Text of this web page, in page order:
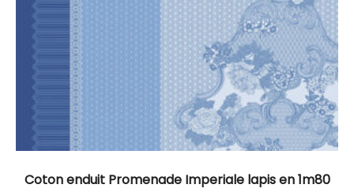
Coton enduit Promenade Imperiale lapis en 1m80